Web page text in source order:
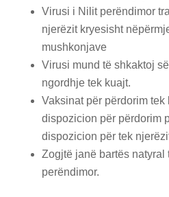
Virusi i Nilit perëndimor
njerëzit kryesisht
mushkonjave
Virusi mund të shkaktoj
ngordhje tek kuajt.
Vaksinat për përdorim tek
dispozicion për përdorim
dispozicion për tek
Zogjtë janë bartës natyral
perëndimor.